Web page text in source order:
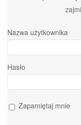
Nazwa użytkownika
Hasło
Zapamiętaj mnie